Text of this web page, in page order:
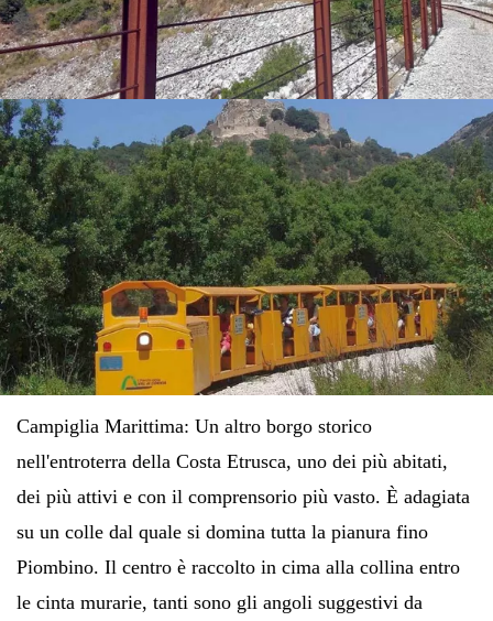
Campiglia Marittima: Un altro borgo storico
nell'entroterra della Costa Etrusca, uno dei più abitati,
dei più attivi e con il comprensorio più vasto. È adagiata
su un colle dal quale si domina tutta la pianura fino
Piombino. Il centro è raccolto in cima alla collina entro
le cinta murarie, tanti sono gli angoli suggestivi da